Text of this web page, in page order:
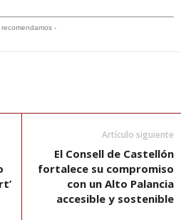
recomendamos -
Artículo siguiente
El Consell de Castellón
fortalece su compromiso
con un Alto Palancia
accesible y sostenible